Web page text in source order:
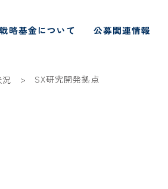
略基金について 公募関連情報
> SX研究開発拠点